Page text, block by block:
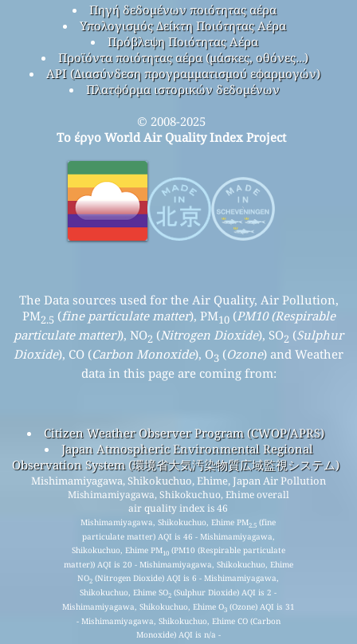
Πηγή δεδομένων ποιότητας αέρα
Υπολογισμός Δείκτη Ποιότητας Αέρα
Πρόβλεψη Ποιότητας Αέρα
Προϊόντα ποιότητας αέρα (μάσκες, οθόνες…)
API (Διασύνδεση προγραμματισμού εφαρμογών)
Πλατφόρμα ιστορικών δεδομένων
© 2008-2025
Το έργο World Air Quality Index Project
The Data sources used for the Air Quality, Air Pollution,
PM2.5 (fine particulate matter), PM10(PM10 (Respirable
particulate matter)), NO2 (Nitrogen Dioxide), SO2 (Sulphur
Dioxide), CO (Carbon Monoxide), O3 (Ozone) and Weather
data in this page are coming from:
Citizen Weather Observer Program (CWOP/APRS)
Japan Atmospheric Environmental Regional
Observation System (環境省大気汚染物質広域監視システム)
Mishimamiyagawa, Shikokuchuo, Ehime, Japan Air Pollution
Mishimamiyagawa, Shikokuchuo, Ehime overall
air quality index is 46
Mishimamiyagawa, Shikokuchuo, Ehime PM2.5 (fine
particulate matter) AQI is 46 - Mishimamiyagawa,
Shikokuchuo, Ehime PM10(PM10 (Respirable particulate
matter)) AQI is 20 - Mishimamiyagawa, Shikokuchuo, Ehime
NO2 (Nitrogen Dioxide) AQI is 6 - Mishimamiyagawa,
Shikokuchuo, Ehime SO2 (Sulphur Dioxide) AQI is 2 -
Mishimamiyagawa, Shikokuchuo, Ehime O3(Ozone) AQI is 31
- Mishimamiyagawa, Shikokuchuo, Ehime CO (Carbon
Monoxide) AQI is n/a -